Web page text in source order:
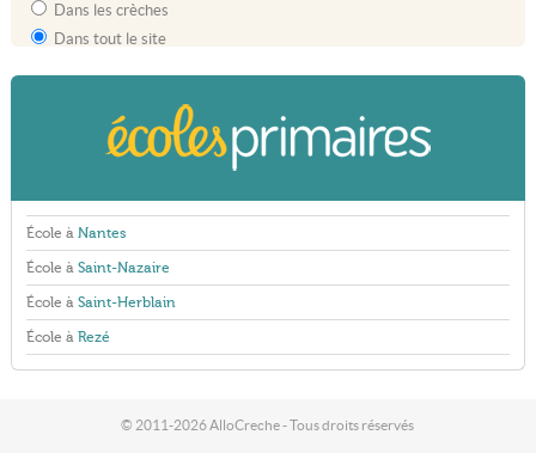
Dans les crèches
Dans tout le site
École à Nantes
École à Saint-Nazaire
École à Saint-Herblain
École à Rezé
© 2011-2026 AlloCreche - Tous droits réservés